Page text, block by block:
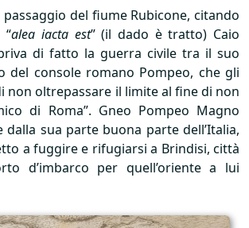
passaggio del fiume Rubicone, citando
“alea iacta est” (il dado è tratto) Caio
di fatto la guerra civile tra il suo
del console romano Pompeo, che gli
non oltrepassare il limite al fine di non
di Roma”. Gneo Pompeo Magno
dalla sua parte buona parte dell’Italia,
a fuggire e rifugiarsi a Brindisi, città
d’imbarco per quell’oriente a lui